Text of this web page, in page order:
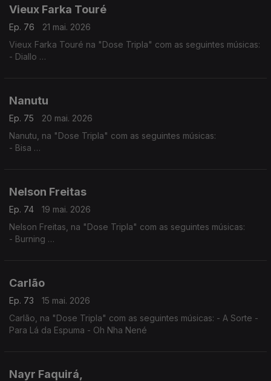
Vieux Farka Touré
Ep. 76
21 mai. 2026
Vieux Farka Touré na "Dose Tripla" com as seguintes músicas:
- Diallo
Nanutu
Ep. 75
20 mai. 2026
Nanutu, na "Dose Tripla" com as seguintes músicas:
- Bisa
Nelson Freitas
Ep. 74
19 mai. 2026
Nelson Freitas, na "Dose Tripla" com as seguintes músicas:
- Burning
Carlão
Ep. 73
15 mai. 2026
Carlão, na "Dose Tripla" com as seguintes músicas: - A Sorte -
Para Lá da Espuma - Oh Nha Nené
Nayr Faquirá,